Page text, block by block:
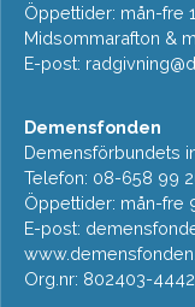
Öppettider: mån-fre
Midsommarafton &
E-post:
Demensfonden
Demensförbundets
Telefon: 08-658 99
Öppettider: mån-fre
E-post:
Org.nr: 802403-4442